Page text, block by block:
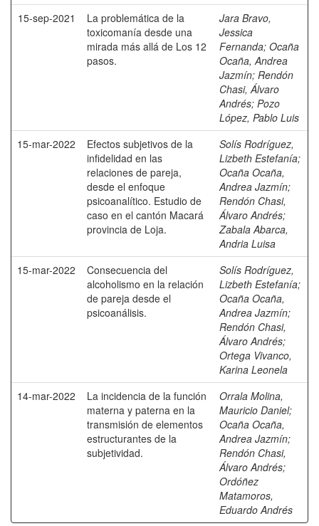
15-sep-2021
La problemática de la
toxicomanía desde una
mirada más allá de Los 12
pasos.
Jara Bravo,
Jessica
Fernanda; Ocaña
Ocaña, Andrea
Jazmín; Rendón
Chasi, Álvaro
Andrés; Pozo
López, Pablo Luis
15-mar-2022
Efectos subjetivos de la
infidelidad en las
relaciones de pareja,
desde el enfoque
psicoanalítico. Estudio de
caso en el cantón Macará
provincia de Loja.
Solís Rodríguez,
Lizbeth Estefanía;
Ocaña Ocaña,
Andrea Jazmín;
Rendón Chasi,
Álvaro Andrés;
Zabala Abarca,
Andria Luisa
15-mar-2022
Consecuencia del
alcoholismo en la relación
de pareja desde el
psicoanálisis.
Solís Rodríguez,
Lizbeth Estefanía;
Ocaña Ocaña,
Andrea Jazmín;
Rendón Chasi,
Álvaro Andrés;
Ortega Vivanco,
Karina Leonela
14-mar-2022
La incidencia de la función
materna y paterna en la
transmisión de elementos
estructurantes de la
subjetividad.
Orrala Molina,
Mauricio Daniel;
Ocaña Ocaña,
Andrea Jazmín;
Rendón Chasi,
Álvaro Andrés;
Ordóñez
Matamoros,
Eduardo Andrés